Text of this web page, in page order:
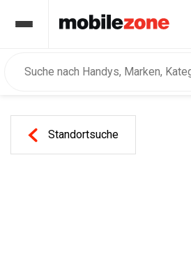
Standortsuche